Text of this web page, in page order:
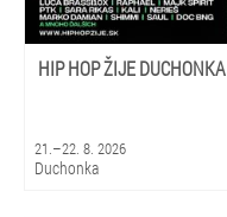
HIP HOP ŽIJE DUCHONKA
21.–22. 8. 2026
Duchonka